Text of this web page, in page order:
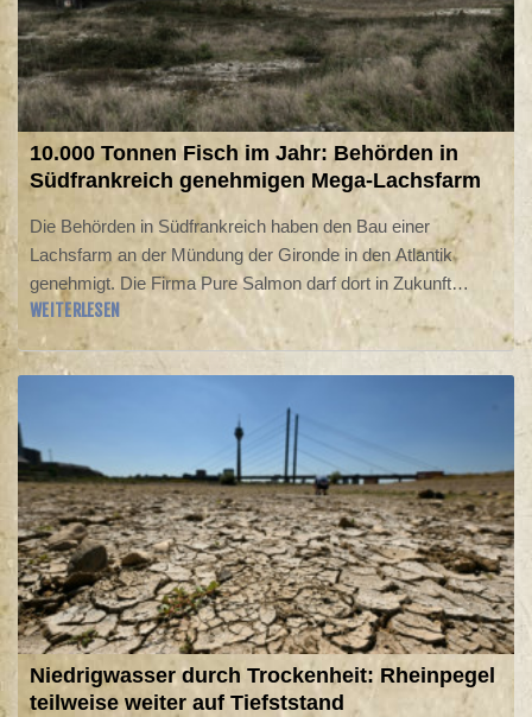
10.000 Tonnen Fisch im Jahr: Behörden in
Südfrankreich genehmigen Mega-Lachsfarm
Die Behörden in Südfrankreich haben den Bau einer
Lachsfarm an der Mündung der Gironde in den Atlantik
genehmigt. Die Firma Pure Salmon darf dort in Zukunft
10.000 Tonnen Lachs pro Jahr produzieren und investiert 280
Millionen Euro, wie die zuständige Präfektur am Dienstag
mitteilte. Zahlreiche Umweltorganisationen befürchten
WEITERLESEN
Niedrigwasser durch Trockenheit: Rheinpegel
teilweise weiter auf Tiefststand